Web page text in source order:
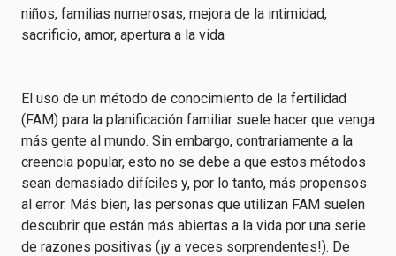
El uso de un método de conocimiento de la fertilidad
(FAM) para la planificación familiar suele hacer que venga
más gente al mundo. Sin embargo, contrariamente a la
creencia popular, esto no se debe a que estos métodos
sean demasiado difíciles y, por lo tanto, más propensos
al error. Más bien, las personas que utilizan FAM suelen
descubrir que están más abiertas a la vida por una serie
de razones positivas (¡y a veces sorprendentes!). De